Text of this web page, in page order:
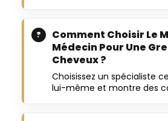
Comment Choisir Le
Médecin Pour Une
Cheveux ?
Choisissez un spécialiste
lui-même et montre des